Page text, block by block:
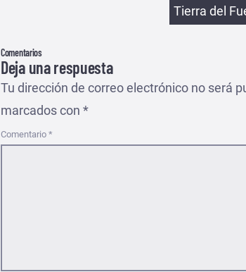
Tierra del
Comentarios
Deja una respuesta
Tu dirección de correo electrónico no será
marcados con *
Comentario *